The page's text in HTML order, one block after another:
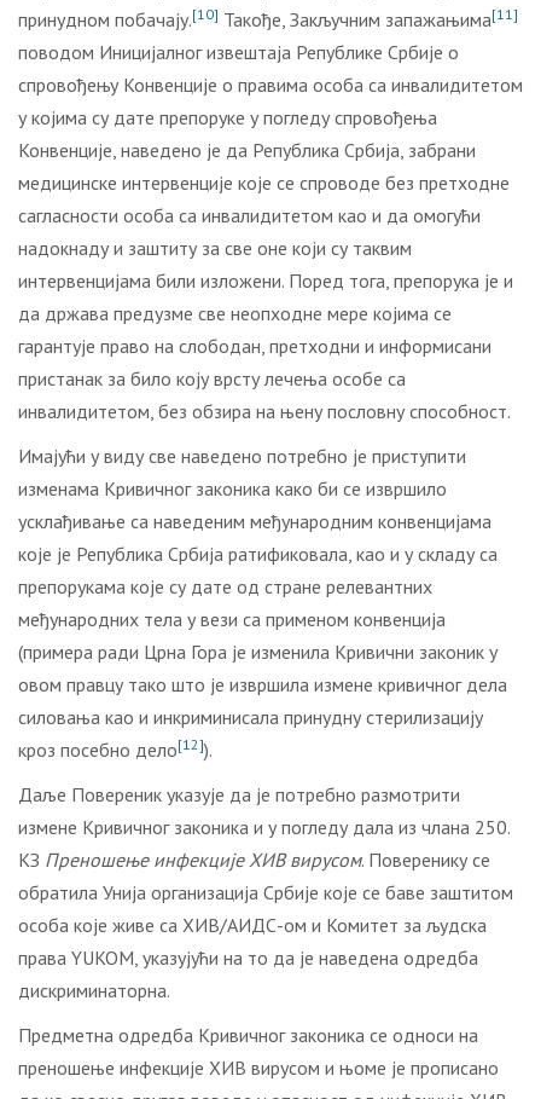
принудном побачају.[10] Такође, Закључним запажањима[11]
поводом Иницијалног извештаја Републике Србије о
спровођењу Конвенције о правима особа са инвалидитетом
у којима су дате препоруке у погледу спровођења
Конвенције, наведено је да Република Србија, забрани
медицинске интервенције које се спроводе без претходне
сагласности особа са инвалидитетом као и да омогући
надокнаду и заштиту за све оне који су таквим
интервенцијама били изложени. Поред тога, препорука је и
да држава предузме све неопходне мере којима се
гарантује право на слободан, претходни и информисани
пристанак за било коју врсту лечења особе са
инвалидитетом, без обзира на њену пословну способност.
Имајући у виду све наведено потребно је приступити
изменама Кривичног законика како би се извршило
усклађивање са наведеним међународним конвенцијама
које је Република Србија ратификовала, као и у складу са
препорукама које су дате од стране релевантних
међународних тела у вези са применом конвенција
(примера ради Црна Гора је изменила Кривични законик у
овом правцу тако што је извршила измене кривичног дела
силовања као и инкриминисала принудну стерилизацију
кроз посебно дело[12]).
Даље Повереник указује да је потребно размотрити
измене Кривичног законика и у погледу дала из члана 250.
КЗ Преношење инфекције ХИВ вирусом. Поверенику се
обратила Унија организација Србије које се баве заштитом
особа које живе са ХИВ/АИДС-ом и Комитет за људска
права YUKOM, указујући на то да је наведена одредба
дискриминаторна.
Предметна одредба Кривичног законика се односи на
преношење инфекције ХИВ вирусом и њоме је прописано